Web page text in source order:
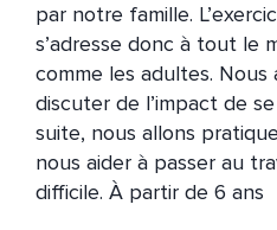
par notre famille.
s’adresse donc à tout le
comme les adultes.
discuter de l’impact de
suite, nous allons
nous aider à passer au
difficile. À partir de 6 ans